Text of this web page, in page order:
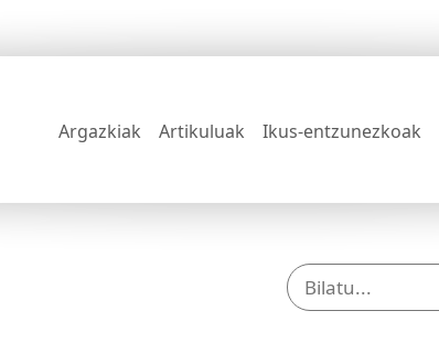
Argazkiak Artikuluak Ikus-entzunezkoak